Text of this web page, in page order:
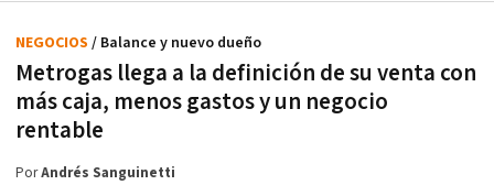
Metrogas llega a la definición de su venta con
más caja, menos gastos y un negocio
rentable
NEGOCIOS / Balance y nuevo dueño
PorAndrés Sanguinetti